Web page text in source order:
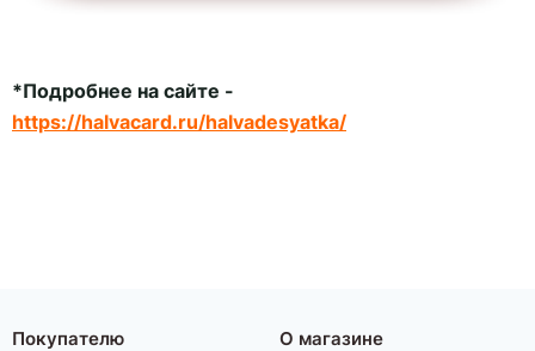
*Подробнее на сайте -
https://halvacard.ru/halvadesyatka/
Покупателю О магазине